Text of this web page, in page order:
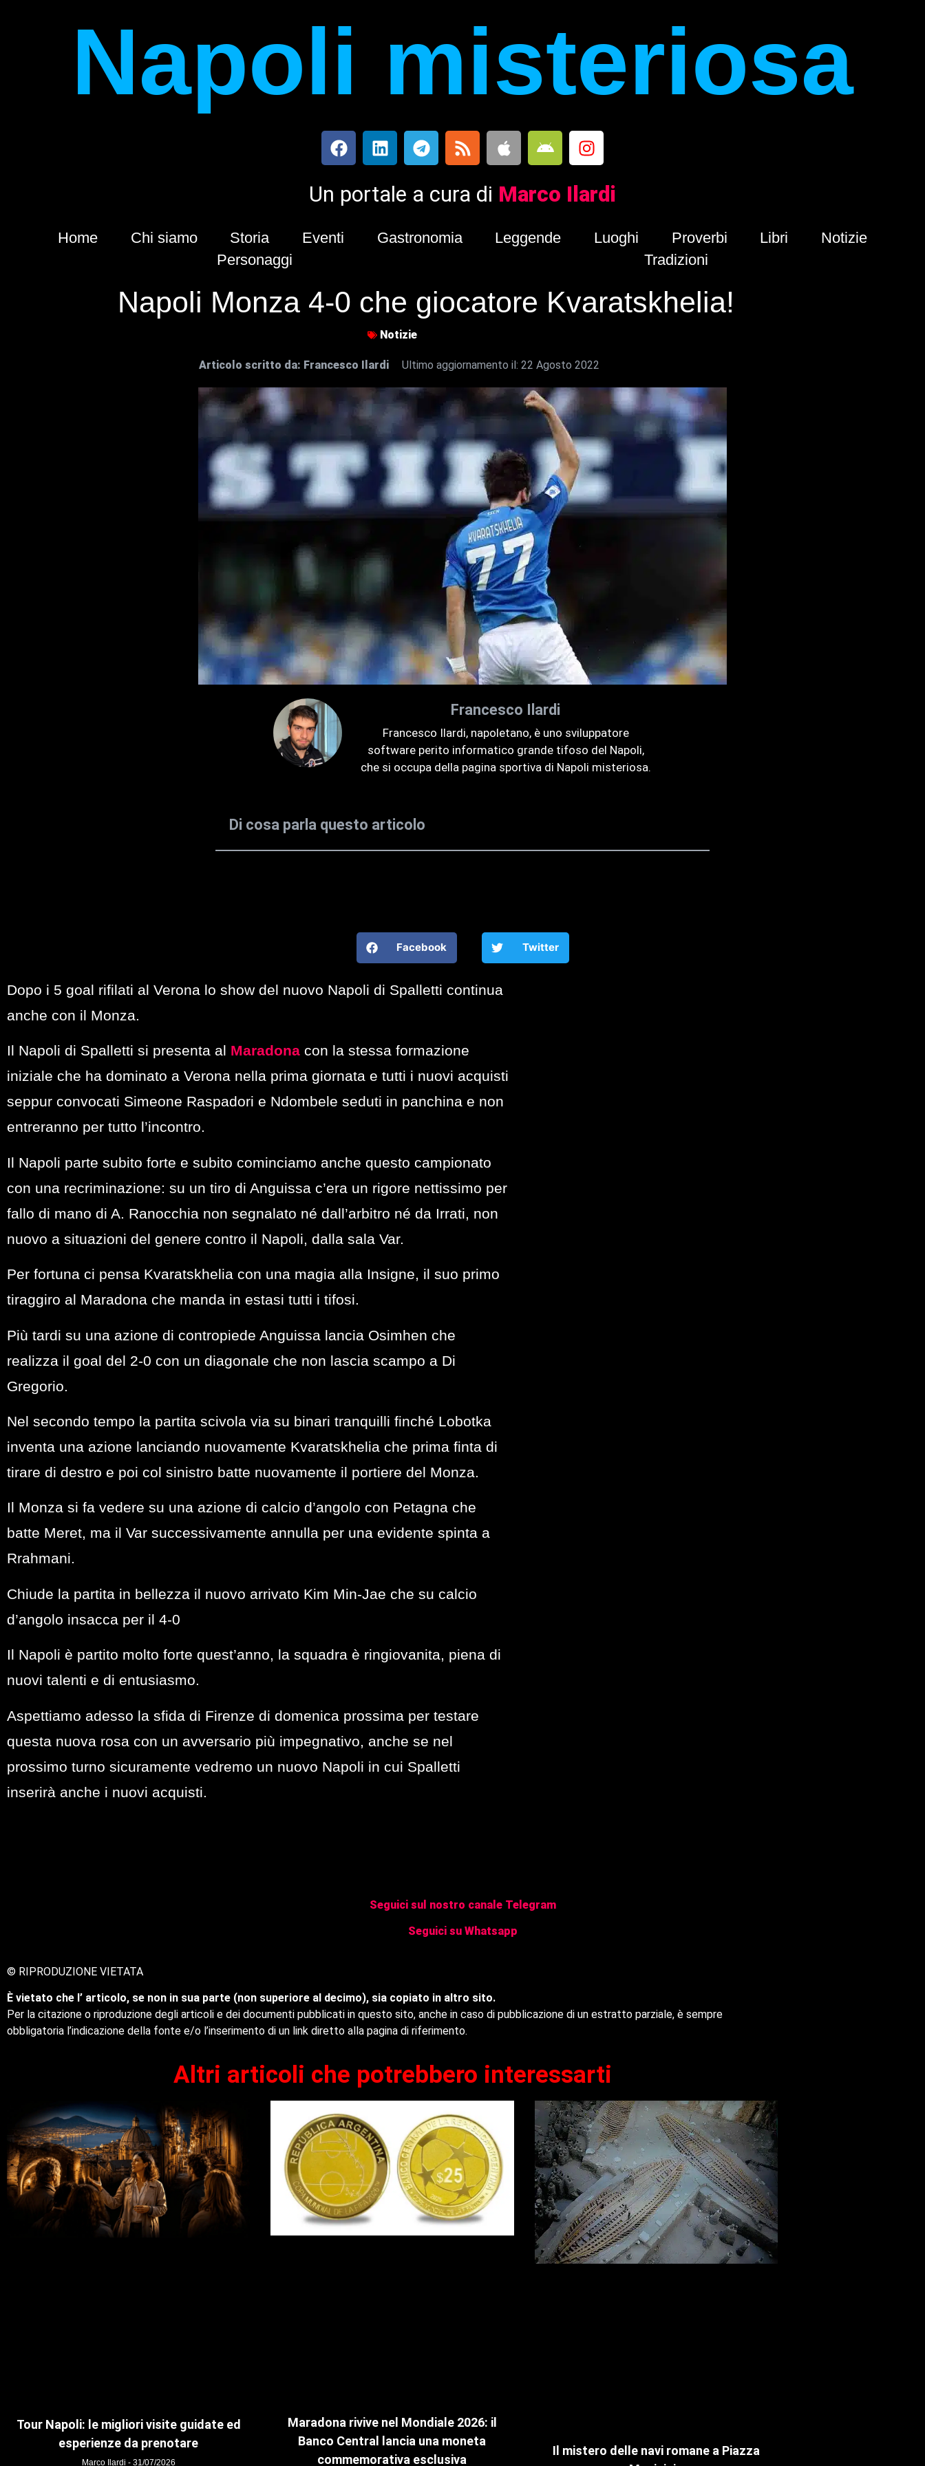
Napoli misteriosa
Un portale a cura di Marco Ilardi
Home Chi siamo Storia Eventi Gastronomia Leggende Luoghi Proverbi Libri
Notizie
Personaggi
Tradizioni
Napoli Monza 4-0 che giocatore Kvaratskhelia!
Notizie
Articolo scritto da: Francesco Ilardi Ultimo aggiornamento il: 22 Agosto 2022
Francesco Ilardi
Francesco Ilardi, napoletano, è uno sviluppatore
software perito informatico grande tifoso del Napoli,
che si occupa della pagina sportiva di Napoli misteriosa.
Di cosa parla questo articolo
Facebook Twitter
Dopo i 5 goal rifilati al Verona lo show del nuovo Napoli di Spalletti continua
anche con il Monza.
Il Napoli di Spalletti si presenta al Maradona con la stessa formazione
iniziale che ha dominato a Verona nella prima giornata e tutti i nuovi acquisti
seppur convocati Simeone Raspadori e Ndombele seduti in panchina e non
entreranno per tutto l’incontro.
Il Napoli parte subito forte e subito cominciamo anche questo campionato
con una recriminazione: su un tiro di Anguissa c’era un rigore nettissimo per
fallo di mano di A. Ranocchia non segnalato né dall’arbitro né da Irrati, non
nuovo a situazioni del genere contro il Napoli, dalla sala Var.
Per fortuna ci pensa Kvaratskhelia con una magia alla Insigne, il suo primo
tiraggiro al Maradona che manda in estasi tutti i tifosi.
Più tardi su una azione di contropiede Anguissa lancia Osimhen che
realizza il goal del 2-0 con un diagonale che non lascia scampo a Di
Gregorio.
Nel secondo tempo la partita scivola via su binari tranquilli finché Lobotka
inventa una azione lanciando nuovamente Kvaratskhelia che prima finta di
tirare di destro e poi col sinistro batte nuovamente il portiere del Monza.
Il Monza si fa vedere su una azione di calcio d’angolo con Petagna che
batte Meret, ma il Var successivamente annulla per una evidente spinta a
Rrahmani.
Chiude la partita in bellezza il nuovo arrivato Kim Min-Jae che su calcio
d’angolo insacca per il 4-0
Il Napoli è partito molto forte quest’anno, la squadra è ringiovanita, piena di
nuovi talenti e di entusiasmo.
Aspettiamo adesso la sfida di Firenze di domenica prossima per testare
questa nuova rosa con un avversario più impegnativo, anche se nel
prossimo turno sicuramente vedremo un nuovo Napoli in cui Spalletti
inserirà anche i nuovi acquisti.
Seguici sul nostro canale Telegram
Seguici su Whatsapp
© RIPRODUZIONE VIETATA
È vietato che l’ articolo, se non in sua parte (non superiore al decimo), sia copiato in altro sito.
Per la citazione o riproduzione degli articoli e dei documenti pubblicati in questo sito, anche in caso di pubblicazione di un estratto parziale, è sempre
obbligatoria l’indicazione della fonte e/o l’inserimento di un link diretto alla pagina di riferimento.
Altri articoli che potrebbero interessarti
Tour Napoli: le migliori visite guidate ed
esperienze da prenotare
Marco Ilardi 31/07/2026
Maradona rivive nel Mondiale 2026: il
Banco Central lancia una moneta
commemorativa esclusiva
Il mistero delle navi romane a Piazza